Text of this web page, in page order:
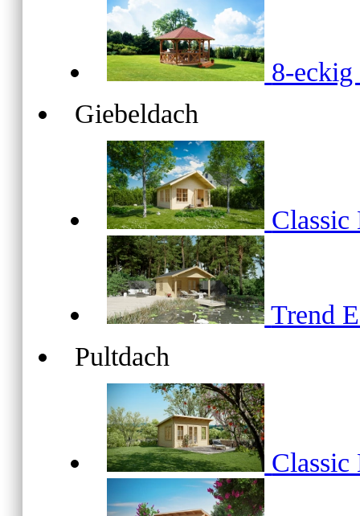
8-eckig
Giebeldach
Trend
Pultdach